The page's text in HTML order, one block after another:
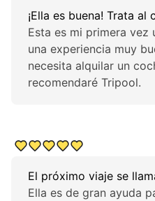
¡Ella es buena! Trata al
Esta es mi primera vez
una experiencia muy
necesita alquilar un
recomendaré Tripool.
El próximo viaje se
Ella es de gran ayuda